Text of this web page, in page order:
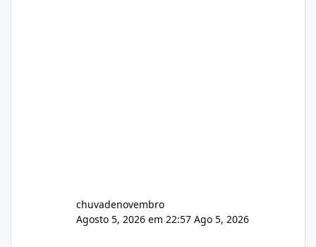
chuvadenovembro
Agosto 5, 2026 em 22:57 Ago 5, 2026